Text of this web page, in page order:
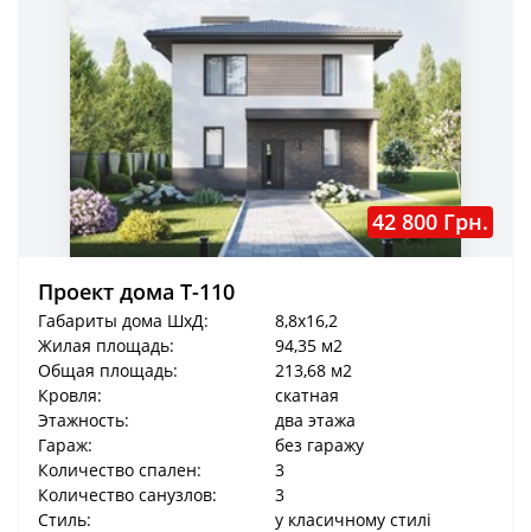
42 800 Грн.
Проект дома T-110
Габариты дома ШхД:
8,8x16,2
Жилая площадь:
94,35 м2
Общая площадь:
213,68 м2
Кровля:
скатная
Этажность:
два этажа
Гараж:
без гаражу
Количество спален:
3
Количество санузлов:
3
Стиль:
у класичному стилі